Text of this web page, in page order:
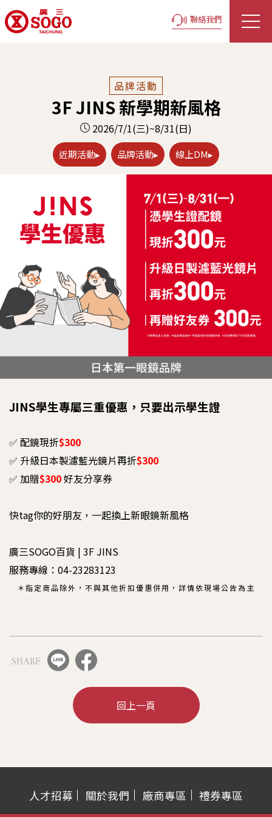
聯絡我們
品牌活動
3F JINS 新學期新風格
2026/7/1(三)~8/31(日)
近期活動▸ 品牌活動▸ 線上DM▸
JINS學生專屬三重優惠，只要出示學生證
✅ 配鏡現折$300
✅ 升級日本製濾藍光鏡片再折$300
✅ 加贈$300好友分享券
快tag你的好朋友，一起換上新眼鏡新風格
廣三SOGO百貨 | 3F JINS
服務專線： 04-23283123
＊指定商品除外，不與其他折扣優惠併用，詳情依現場公告為主
SHARE
回上一頁
人才招募 關於我們 廠商專區 禮券專區